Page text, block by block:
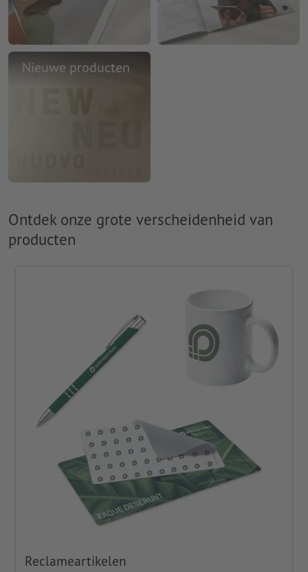
Nieuwe producten
Ontdek onze grote verscheidenheid van
producten
Reclameartikelen